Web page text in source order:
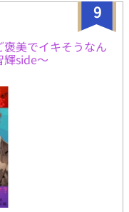
9
美でイキそうなん
輝side〜